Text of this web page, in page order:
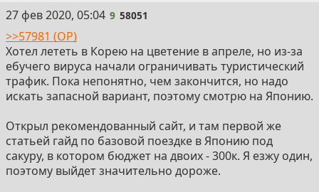
9
27 фев 2020, 05:04 9 58051
>>57981 (OP)
Хотел лететь в Корею на цветение в апреле, но из-за
ебучего вируса начали ограничивать туристический
трафик. Пока непонятно, чем закончится, но надо
искать запасной вариант, поэтому смотрю на Японию.
Открыл рекомендованный сайт, и там первой же
статьей гайд по базовой поездке в Японию под
сакуру, в котором бюджет на двоих - 300к. Я езжу один,
поэтому выйдет значительно дороже.